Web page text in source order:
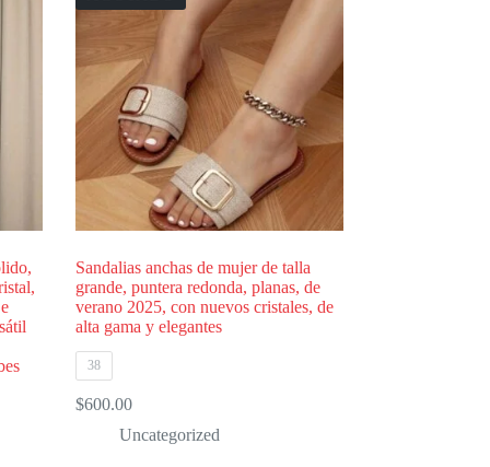
Sandalias anchas de mujer de talla
grande, puntera redonda, planas, de
verano 2025, con nuevos cristales, de
alta gama y elegantes
38
$600.00
Uncategorized